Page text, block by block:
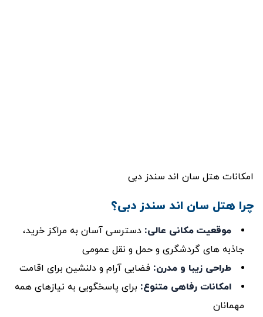
امکانات هتل سان اند سندز دبی
چرا هتل سان اند سندز دبی؟
موقعیت مکانی عالی: دسترسی آسان به مراکز خرید،
جاذبه ‌های گردشگری و حمل و نقل عمومی
طراحی زیبا و مدرن: فضایی آرام و دلنشین برای اقامت
امکانات رفاهی متنوع: برای پاسخگویی به نیازهای همه
مهمانان